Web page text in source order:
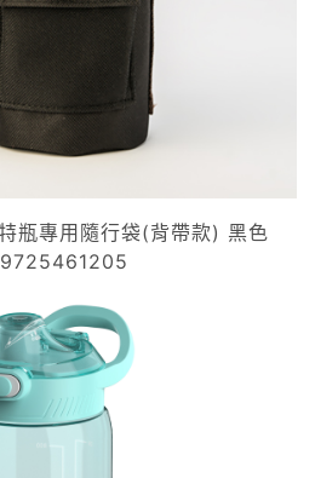
瓶專用隨行袋(背帶款) 黑色